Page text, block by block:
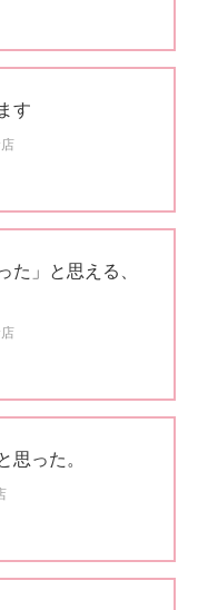
す
た」と思える、
思った。